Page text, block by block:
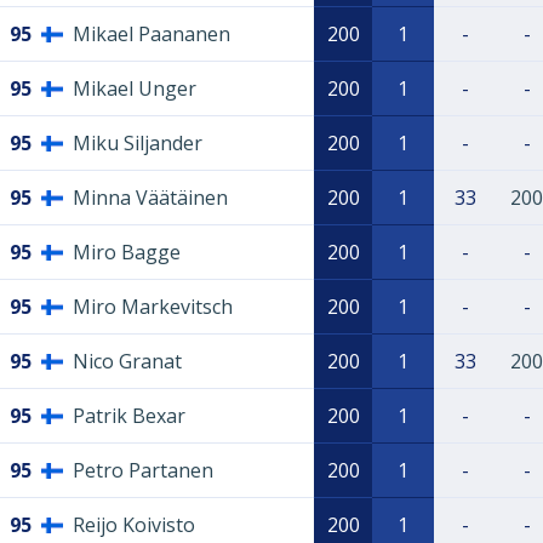
95 Mikael Paananen 200 1 - -
95 Mikael Unger 200 1 - -
95 Miku Siljander 200 1 - -
95 Minna Väätäinen 200 1 33 200
95 Miro Bagge 200 1 - -
95 Miro Markevitsch 200 1 - -
95 Nico Granat 200 1 33 200
95 Patrik Bexar 200 1 - -
95 Petro Partanen 200 1 - -
95 Reijo Koivisto 200 1 - -